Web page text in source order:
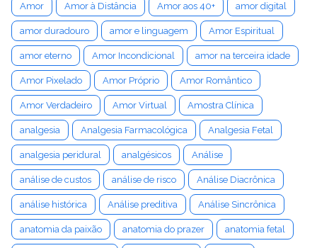
Amor Amor à Distância Amor aos 40+ amor digital
amor duradouro amor e linguagem Amor Espiritual
amor eterno Amor Incondicional amor na terceira idade
Amor Pixelado Amor Próprio Amor Romântico
Amor Verdadeiro Amor Virtual Amostra Clínica
analgesia Analgesia Farmacológica Analgesia Fetal
analgesia peridural analgésicos Análise
análise de custos análise de risco Análise Diacrônica
análise histórica Análise preditiva Análise Sincrônica
anatomia da paixão anatomia do prazer anatomia fetal